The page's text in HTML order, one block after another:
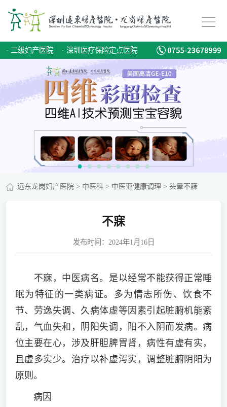
· 二级妇产医院 · 深圳医疗保险定点医院
远东龙岗妇产医院> 中医科> 中医亚健康调理 > 头晕不寐
不寐
发布时间：2024年1月16日
不寐，中医病名。是以经常不能获得正常睡
眠为特征的一类病证。多为情志所伤、饮食不
节、劳逸失调、久病体虚等因素引起脏腑机能紊
乱，气血失和，阴阳失调，阳不入阴而发病。病
位主要在心，涉及肝胆脾胃肾，病性有虚有实，
且虚多实少。治疗以补虚泻实，调整脏腑阴阳为
原则。
病因